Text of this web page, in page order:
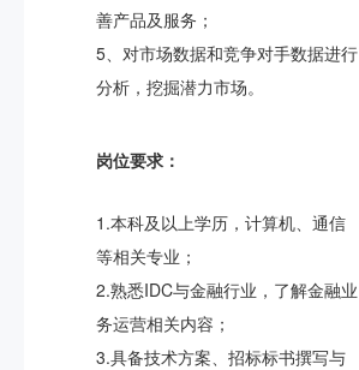
善产品及服务；
5、对市场数据和竞争对手数据进行
分析，挖掘潜力市场。
岗位要求：
1.本科及以上学历，计算机、通信
等相关专业；
2.熟悉IDC与金融行业，了解金融业
务运营相关内容；
3.具备技术方案、招标标书撰写与